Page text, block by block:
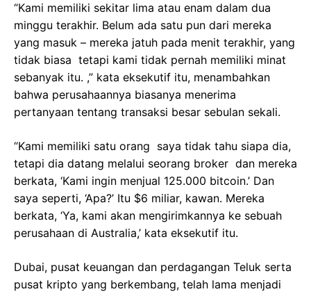
“Kami memiliki sekitar lima atau enam dalam dua
minggu terakhir. Belum ada satu pun dari mereka
yang masuk – mereka jatuh pada menit terakhir, yang
tidak biasa tetapi kami tidak pernah memiliki minat
sebanyak itu. ,” kata eksekutif itu, menambahkan
bahwa perusahaannya biasanya menerima
pertanyaan tentang transaksi besar sebulan sekali.
“Kami memiliki satu orang saya tidak tahu siapa dia,
tetapi dia datang melalui seorang broker dan mereka
berkata, ‘Kami ingin menjual 125.000 bitcoin.’ Dan
saya seperti, ‘Apa?’ Itu $6 miliar, kawan. Mereka
berkata, ‘Ya, kami akan mengirimkannya ke sebuah
perusahaan di Australia,’ kata eksekutif itu.
Dubai, pusat keuangan dan perdagangan Teluk serta
pusat kripto yang berkembang, telah lama menjadi